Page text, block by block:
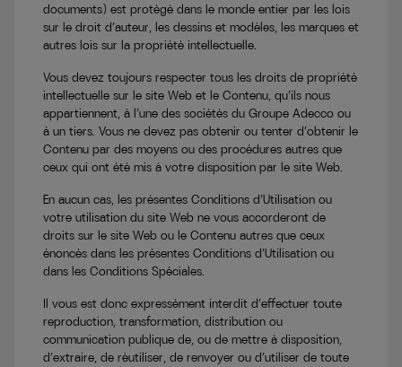
documents) est protégé dans le monde entier par les lois
sur le droit d’auteur, les dessins et modèles, les marques et
autres lois sur la propriété intellectuelle.
Vous devez toujours respecter tous les droits de propriété
intellectuelle sur le site Web et le Contenu, qu’ils nous
appartiennent, à l’une des sociétés du Groupe Adecco ou
à un tiers. Vous ne devez pas obtenir ou tenter d’obtenir le
Contenu par des moyens ou des procédures autres que
ceux qui ont été mis à votre disposition par le site Web.
En aucun cas, les présentes Conditions d’Utilisation ou
votre utilisation du site Web ne vous accorderont de
droits sur le site Web ou le Contenu autres que ceux
énoncés dans les présentes Conditions d’Utilisation ou
dans les Conditions Spéciales.
Il vous est donc expressément interdit d’effectuer toute
reproduction, transformation, distribution ou
communication publique de, ou de mettre à disposition,
d’extraire, de réutiliser, de renvoyer ou d’utiliser de toute